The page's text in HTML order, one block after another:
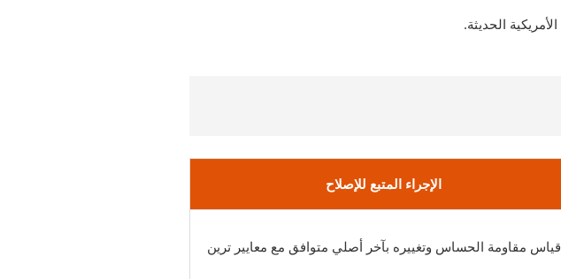
الإجراء المتبع للإصلاح
قياس مقاومة الحساس وتغييره بآخر أصلي متوافق مع معايير ترين